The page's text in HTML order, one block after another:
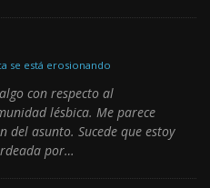
se está erosionando
con respecto al
lésbica. Me parece
del asunto. Sucede que estoy
por…